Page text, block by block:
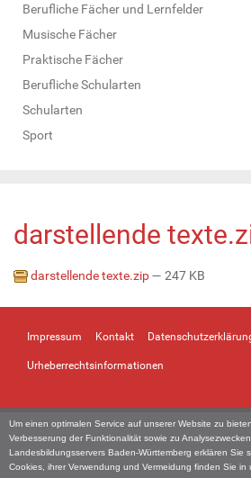
Um einen optimalen Service auf unserer Website zu
Verbesserung der Funktionalität sowie zu
Landesbildungsservers Baden-Württemberg erklären Sie
Cookies, ihrer Verwendung und Vermeidung finden Sie in
Berufliche Fächer und Lernfelder
Musische Fächer
Praktische Fächer
Berufliche Schularten
Schularten
Sport
darstellende
darstellende texte.zip— 247 KB
Impressum Kontakt
Urheberrechtsinformationen